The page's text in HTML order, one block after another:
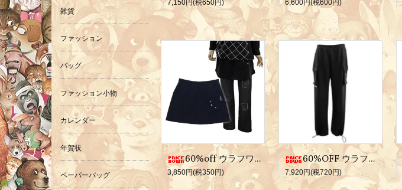
7,150円(税650円) 6,600円(税600円)
60%off ウラフワオーバースカート
3,850円(税350円)
60%OFF ウラフワカーゴパンツLサイズ
7,920円(税720円)
雑貨
ファッション
バッグ
ファッション小物
カレンダー
年賀状
ペーパーバッグ